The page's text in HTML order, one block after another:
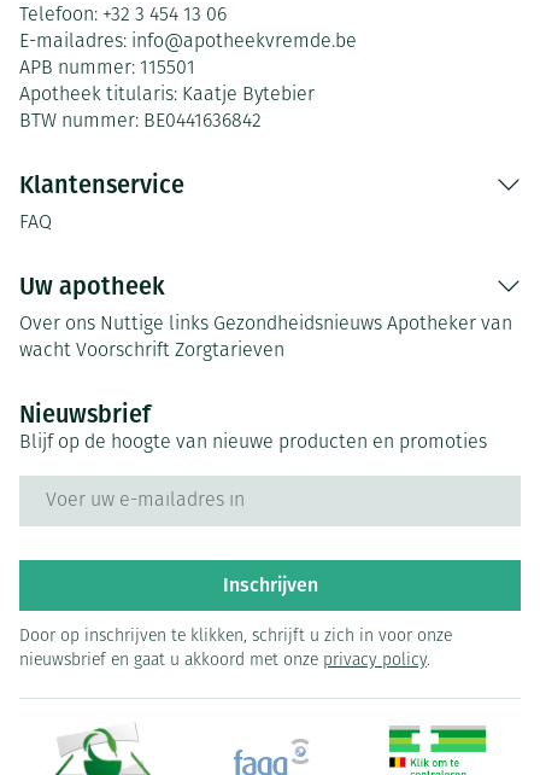
Telefoon: +32 3 454 13 06
E-mailadres: info@apotheekvremde.be
APB nummer: 115501
Apotheek titularis: Kaatje Bytebier
BTW nummer: BE0441636842
Klantenservice
FAQ
Uw apotheek
Over ons Nuttige links Gezondheidsnieuws Apotheker van
wacht Voorschrift Zorgtarieven
Nieuwsbrief
Blijf op de hoogte van nieuwe producten en promoties
Inschrijven
Door op inschrijven te klikken, schrijft u zich in voor onze
nieuwsbrief en gaat u akkoord met onze privacy policy.